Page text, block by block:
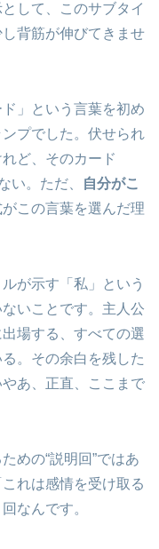
して、このサブタイ
背筋が伸びてきませ
」という言葉を初め
プでした。伏せられ
ど、そのカード
い。ただ、
自分がこ
がこの言葉を選んだ理
が示す「私」という
いことです。主人公
場する、すべての選
。その余白を残した
あ、正直、ここまで
めの“説明回”ではあ
れは感情を受け取る
なんです。